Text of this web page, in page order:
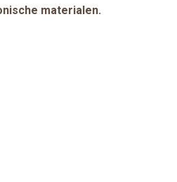
materialen.